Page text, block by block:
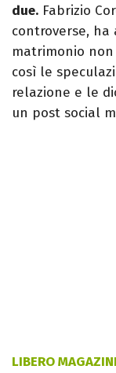
due. Fabrizio
controverse,
matrimonio
così le
relazione e le
un post social
LIBERO